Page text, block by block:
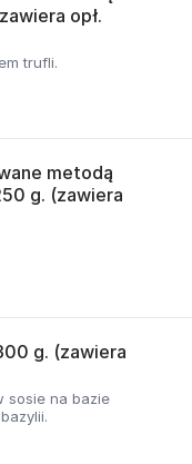
opł.
trufli.
metodą
g. (zawiera
g. (zawiera
sosie na bazie